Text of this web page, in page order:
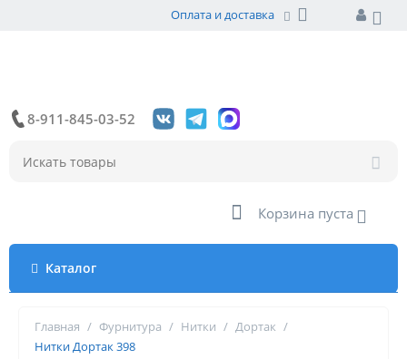
Оплата и доставка
8-911-845-03-52
Корзина пуста
Каталог
Главная / Фурнитура / Нитки / Дортак /
Нитки Дортак 398